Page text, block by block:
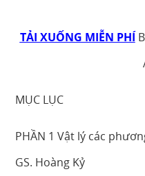
TẢI XUỐNG MIỄN PHÍ
MỤC LỤC
PHẦN 1 Vật lý các
GS. Hoàng Kỷ